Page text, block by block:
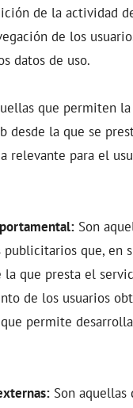
de la actividad
de los
datos de uso.
que permiten
la que se
relevante para el
Son
publicitarios que,
que presta el
de los usuarios
permite
Son